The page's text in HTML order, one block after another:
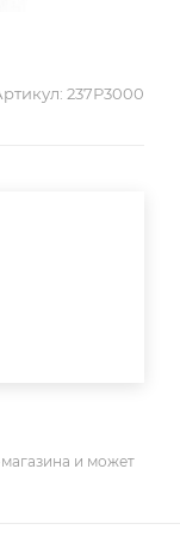
237Р3000
и может